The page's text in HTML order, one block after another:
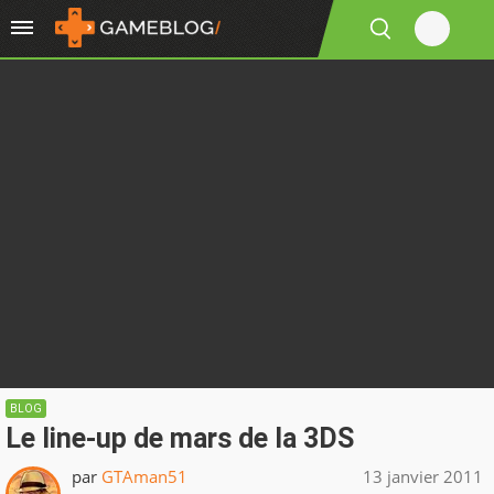
BLOG
Le line-up de mars de la 3DS
par GTAman51 13 janvier 2011